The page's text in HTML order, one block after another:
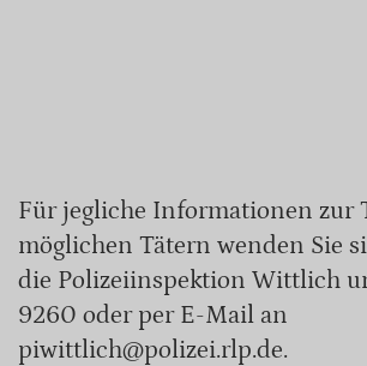
Für jegliche Informationen zur
möglichen Tätern wenden Sie
die Polizeiinspektion Wittlich
9260 oder per E-Mail an
piwittlich@polizei.rlp.de.